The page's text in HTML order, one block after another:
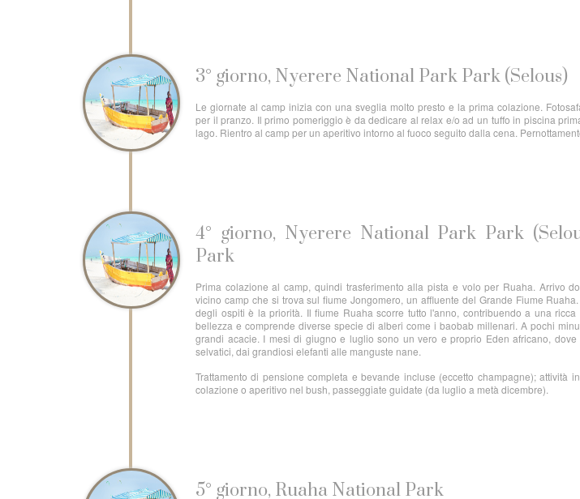
3° giorno, Nyerere National Park Park (Selous)
Le giornate al camp inizia con una sveglia molto presto e la prima colazione.
per il pranzo. Il primo pomeriggio è da dedicare al relax e/o ad un tuffo in piscina
lago. Rientro al camp per un aperitivo intorno al fuoco seguito dalla cena.
4° giorno, Nyerere National Park Park
Park
Prima colazione al camp, quindi trasferimento alla pista e volo per Ruaha. Arrivo
vicino camp che si trova sul fiume Jongomero, un affluente del Grande Fiume
degli ospiti è la priorità. Il fiume Ruaha scorre tutto l'anno, contribuendo a una
bellezza e comprende diverse specie di alberi come i baobab millenari. A pochi
grandi acacie. I mesi di giugno e luglio sono un vero e proprio Eden africano,
selvatici, dai grandiosi elefanti alle manguste nane.
Trattamento di pensione completa e bevande incluse (eccetto champagne); attività
colazione o aperitivo nel bush, passeggiate guidate (da luglio a metà dicembre).
5° giorno, Ruaha National Park